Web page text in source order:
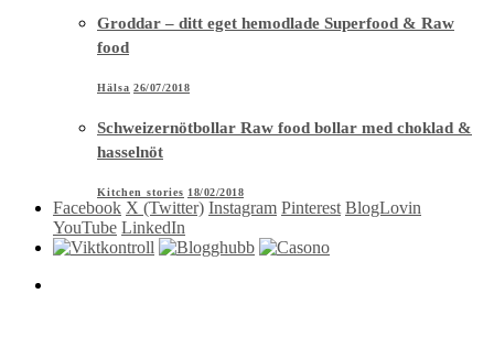
Groddar – ditt eget hemodlade Superfood & Raw
food
Hälsa 26/07/2018
Schweizernötbollar Raw food bollar med choklad &
hasselnöt
Kitchen stories 18/02/2018
Facebook X (Twitter) Instagram Pinterest BlogLovin
YouTube LinkedIn